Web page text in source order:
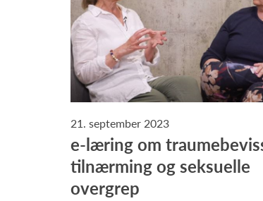
21. september 2023
e-læring om
tilnærming og seksuelle
overgrep